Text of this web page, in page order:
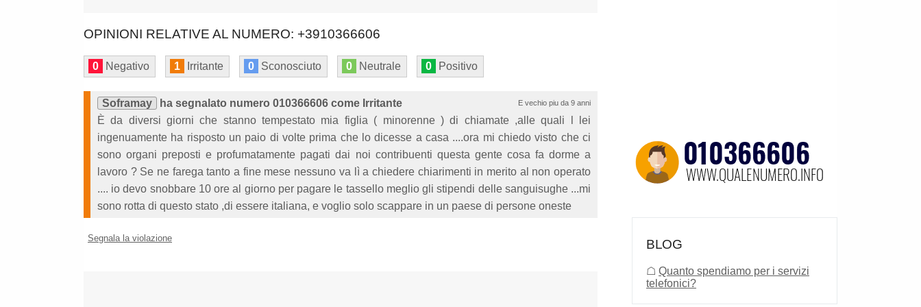
OPINIONI RELATIVE AL NUMERO: +3910366606
0 Negativo 1 Irritante 0 Sconosciuto 0 Neutrale 0 Positivo
E vechio piu da 9 anni
Soframay
ha segnalato numero 010366606 come Irritante
È da diversi giorni che stanno tempestato mia figlia ( minorenne ) di chiamate ,alle quali l lei
ingenuamente ha risposto un paio di volte prima che lo dicesse a casa ....ora mi chiedo visto che ci
sono organi preposti e profumatamente pagati dai noi contribuenti questa gente cosa fa dorme a
lavoro ? Se ne farega tanto a fine mese nessuno va lì a chiedere chiarimenti in merito al non operato
.... io devo snobbare 10 ore al giorno per pagare le tassello meglio gli stipendi delle sanguisughe ...mi
sono rotta di questo stato ,di essere italiana, e voglio solo scappare in un paese di persone oneste
Segnala la violazione BLOG
☖ Quanto spendiamo per i servizi
telefonici?